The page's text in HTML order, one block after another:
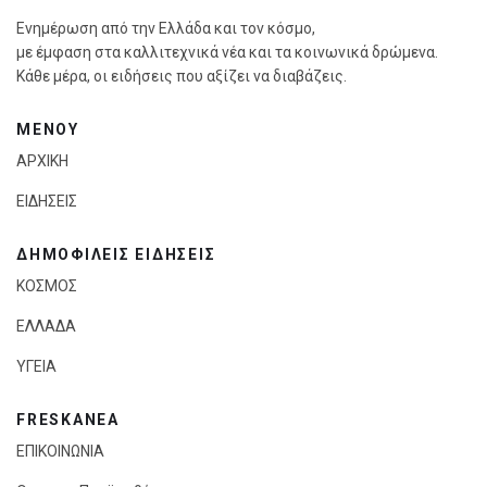
Ενημέρωση από την Ελλάδα και τον κόσμο,
με έμφαση στα καλλιτεχνικά νέα και τα κοινωνικά δρώμενα.
Κάθε μέρα, οι ειδήσεις που αξίζει να διαβάζεις.
ΜΕΝΟΥ
ΑΡΧΙΚΗ
ΕΙΔΗΣΕΙΣ
ΔΗΜΟΦΙΛΕΙΣ ΕΙΔΗΣΕΙΣ
ΚΟΣΜΟΣ
ΕΛΛΑΔΑ
ΥΓΕΙΑ
FRESKANEA
ΕΠΙΚΟΙΝΩΝΙΑ